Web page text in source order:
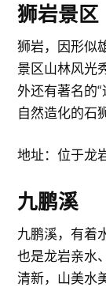
狮岩景区
狮岩，因形似
景区山林风光
外还有著名的
自然造化的石
地址：位于龙
九鹏溪
九鹏溪，有着
也是龙岩亲水
清新，山美水